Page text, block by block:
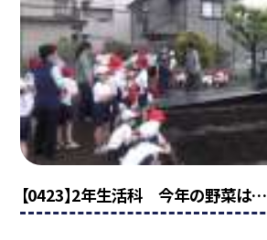
【0423】2年生活科 今年の野菜は…